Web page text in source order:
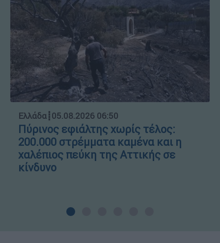
Ελλάδα┋05.08.2026 06:50
Πύρινος εφιάλτης χωρίς τέλος:
200.000 στρέμματα καμένα και η
χαλέπιος πεύκη της Αττικής σε
κίνδυνο